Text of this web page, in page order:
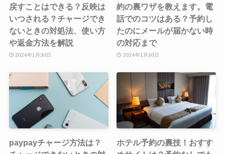
戻すことはできる？反映は
いつされる？チャージでき
ないときの対処法、使い方
や返金方法を解説
2024年1月30日
約の裏ワザを教えます。電
話でのコツはある？予約し
たのにメールが届かない時
の対応まで
2024年1月30日
paypayチャージ方法は？
ホテル予約の裏技！おすす